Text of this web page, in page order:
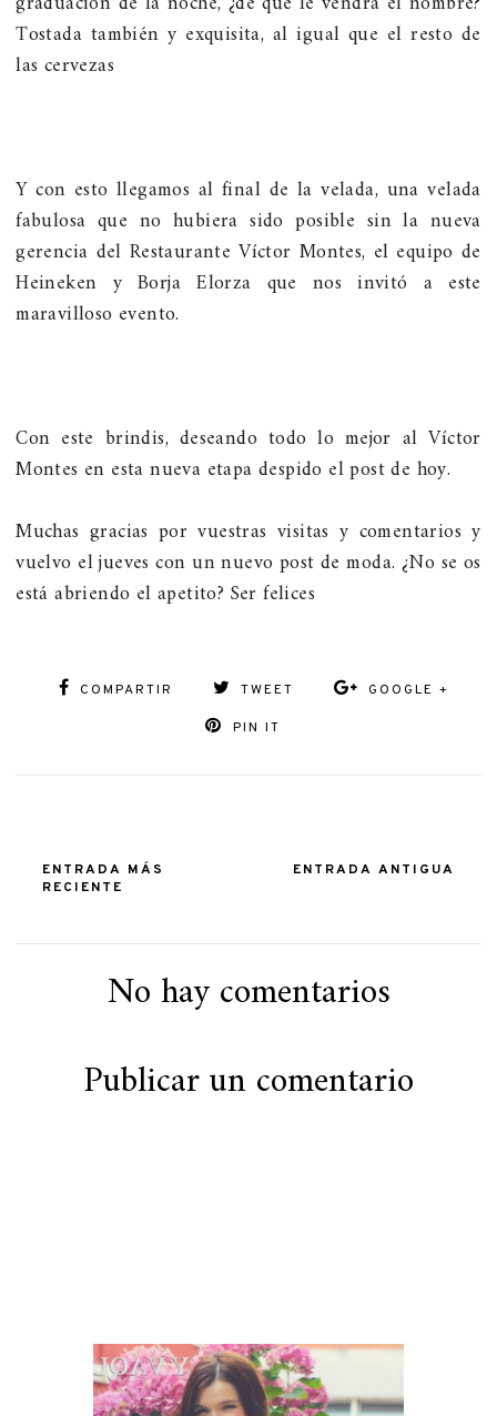
Tostada también y exquisita, al igual que el resto de
las cervezas
Y con esto llegamos al final de la velada, una velada
fabulosa que no hubiera sido posible sin la nueva
gerencia del Restaurante Víctor Montes, el equipo de
Heineken y Borja Elorza que nos invitó a este
maravilloso evento.
Con este brindis, deseando todo lo mejor al Víctor
Montes en esta nueva etapa despido el post de hoy.
Muchas gracias por vuestras visitas y comentarios y
vuelvo el jueves con un nuevo post de moda. ¿No se os
está abriendo el apetito? Ser felices
COMPARTIR TWEET GOOGLE +
PIN IT
ENTRADA MÁS
RECIENTE
ENTRADA ANTIGUA
No hay comentarios
Publicar un comentario